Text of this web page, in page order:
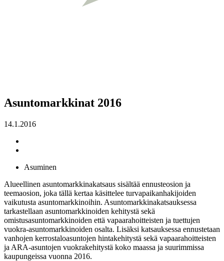
Asuntomarkkinat 2016
14.1.2016
Asuminen
Alueellinen asuntomarkkinakatsaus sisältää ennusteosion ja
teemaosion, joka tällä kertaa käsittelee turvapaikanhakijoiden
vaikutusta asuntomarkkinoihin. Asuntomarkkinakatsauksessa
tarkastellaan asuntomarkkinoiden kehitystä sekä
omistusasuntomarkkinoiden että vapaarahoitteisten ja tuettujen
vuokra-asuntomarkkinoiden osalta. Lisäksi katsauksessa ennustetaan
vanhojen kerrostaloasuntojen hintakehitystä sekä vapaarahoitteisten
ja ARA-asuntojen vuokrakehitystä koko maassa ja suurimmissa
kaupungeissa vuonna 2016.